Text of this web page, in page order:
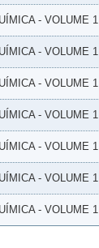
- VOLUME 1
- VOLUME 1
- VOLUME 1
- VOLUME 1
- VOLUME 1
- VOLUME 1
- VOLUME 1